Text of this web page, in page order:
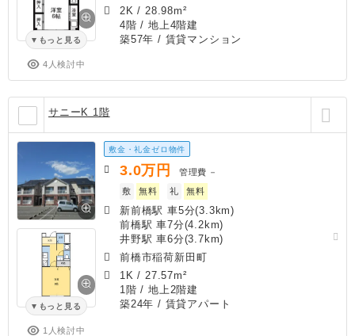
もっと見る
4人検討中
2K / 28.98m²
4階 / 地上4階建
築57年 / 賃貸マンション
サニーK 1階
もっと見る
1人検討中
敷金・礼金ゼロ物件
3.0万円 管理費 －
敷
無料 礼 無料
新前橋駅 車5分(3.3km)
前橋駅 車7分(4.2km)
井野駅 車6分(3.7km)
前橋市稲荷新田町
1K / 27.57m²
1階 / 地上2階建
築24年 / 賃貸アパート